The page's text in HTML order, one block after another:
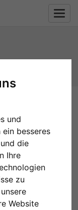
und
besseres
die
Ihre
zu
Website